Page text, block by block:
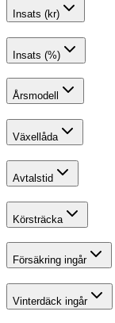
Insats (kr)
Insats (%)
Årsmodell
Växellåda
Avtalstid
Körsträcka
Försäkring ingår
Vinterdäck ingår